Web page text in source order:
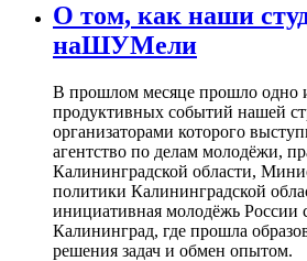
О том, как наши
наШУМели
В прошлом месяце прошло одно
продуктивных событий нашей
организаторами которого
агентство по делам молодёжи,
Калининградской области,
политики Калининградской
инициативная молодёжь России
Калининград, где прошла
решения задач и обмен опытом.